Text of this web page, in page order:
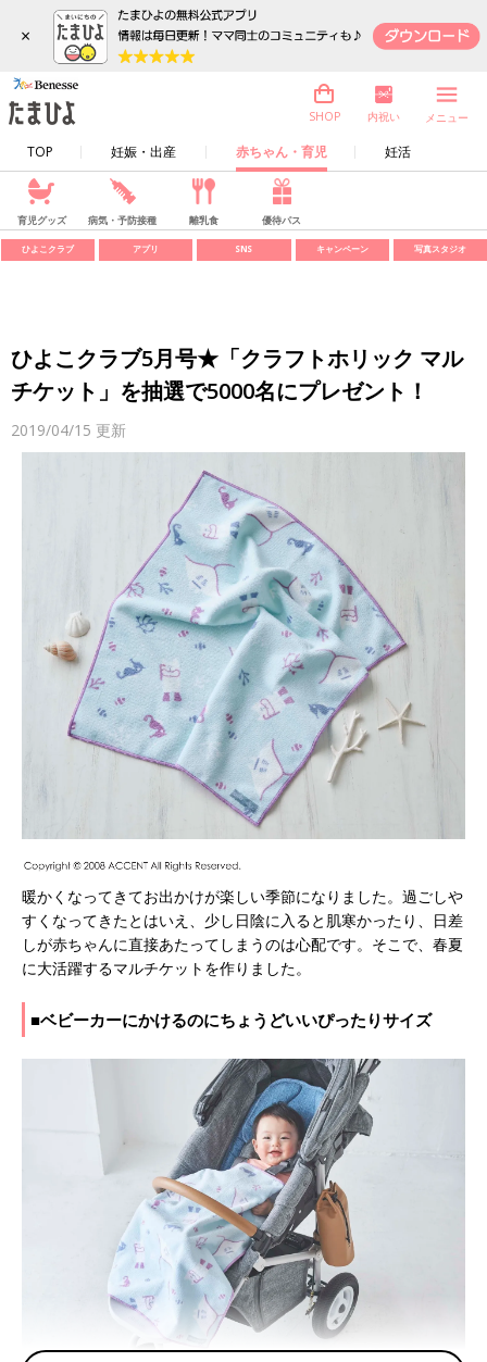
×
TOP 妊娠・出産 赤ちゃん・育児 妊活
SHOP 内祝い メニュー
育児グッズ 病気・予防接種 離乳食 優待パス
ひよこクラブ アプリ SNS キャンペーン 写真スタジオ
ひよこクラブ5月号★「クラフトホリック マル
チケット」を抽選で5000名にプレゼント！
2019/04/15 更新
暖かくなってきてお出かけが楽しい季節になりました。過ごしや
すくなってきたとはいえ、少し日陰に入ると肌寒かったり、日差
しが赤ちゃんに直接あたってしまうのは心配です。そこで、春夏
に大活躍するマルチケットを作りました。
■ベビーカーにかけるのにちょうどいいぴったりサイズ